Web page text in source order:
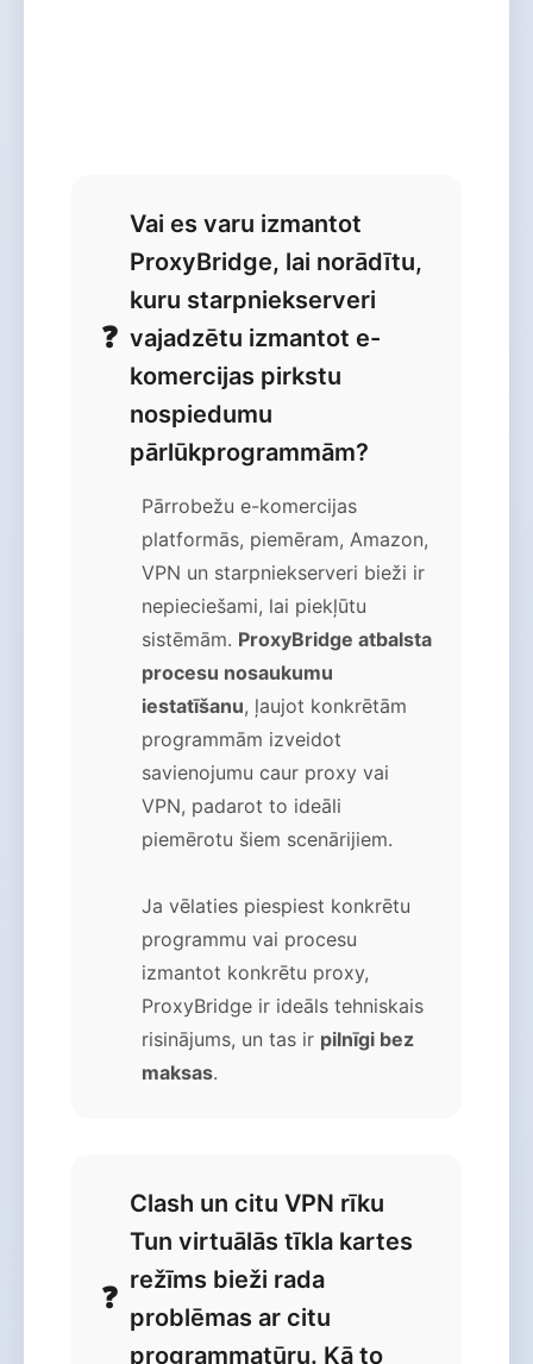
Vai es varu izmantot
ProxyBridge, lai norādītu,
kuru starpniekserveri
vajadzētu izmantot e-
komercijas pirkstu
nospiedumu
pārlūkprogrammām?
Pārrobežu e-komercijas
platformās, piemēram, Amazon,
VPN un starpniekserveri bieži ir
nepieciešami, lai piekļūtu
sistēmām. ProxyBridge atbalsta
procesu nosaukumu
iestatīšanu, ļaujot konkrētām
programmām izveidot
savienojumu caur proxy vai
VPN, padarot to ideāli
piemērotu šiem scenārijiem.
Ja vēlaties piespiest konkrētu
programmu vai procesu
izmantot konkrētu proxy,
ProxyBridge ir ideāls tehniskais
risinājums, un tas ir pilnīgi bez
maksas.
Clash un citu VPN rīku
Tun virtuālās tīkla kartes
režīms bieži rada
problēmas ar citu
programmatūru. Kā to